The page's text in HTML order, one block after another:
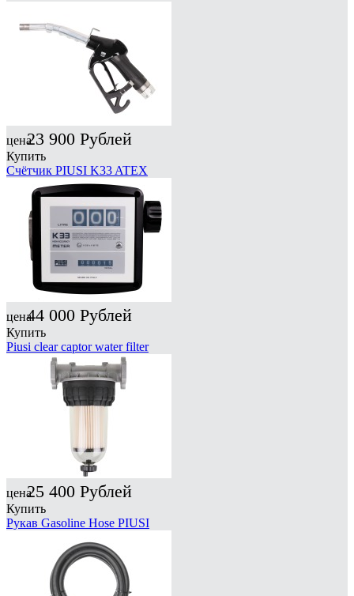
цена23 900 Рублей
Купить
Счётчик PIUSI K33 ATEX
цена44 000 Рублей
Купить
Piusi clear captor water filter
цена25 400 Рублей
Купить
Рукав Gasoline Hose PIUSI